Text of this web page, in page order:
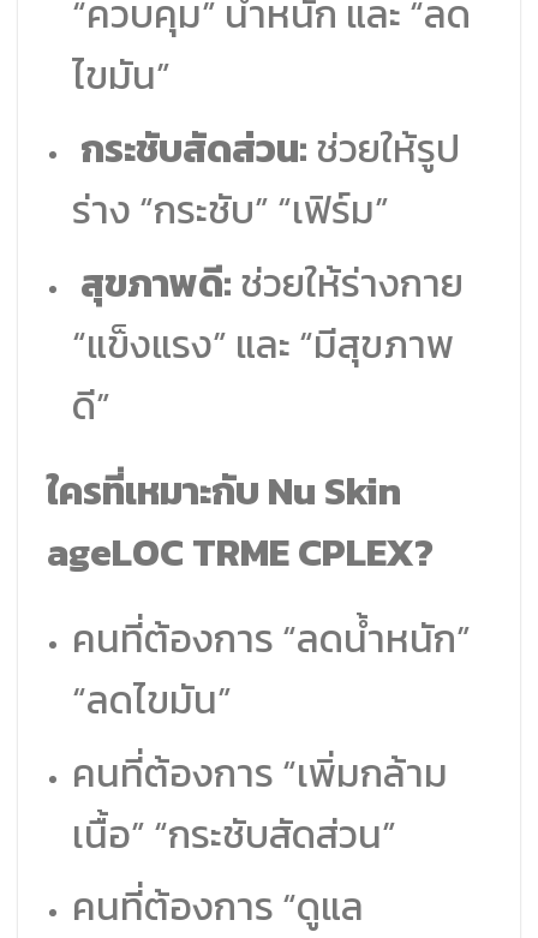
“ควบคุม” น้ำหนัก และ “ลด
ไขมัน”
กระชับสัดส่วน:ช่วยให้รูป
ร่าง “กระชับ” “เฟิร์ม”
สุขภาพดี:ช่วยให้ร่างกาย
“แข็งแรง” และ “มีสุขภาพ
ดี”
ใครที่เหมาะกับ Nu Skin
ageLOC TRME CPLEX?
คนที่ต้องการ “ลดน้ำหนัก”
“ลดไขมัน”
คนที่ต้องการ “เพิ่มกล้าม
เนื้อ” “กระชับสัดส่วน”
คนที่ต้องการ “ดูแล